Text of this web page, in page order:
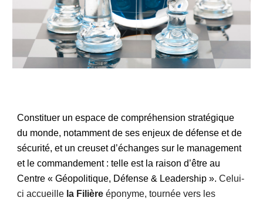
Constituer un espace de compréhension stratégique
du monde, notamment de ses enjeux de défense et de
sécurité, et un creuset d’échanges sur le management
et le commandement : telle est la raison d’êtreau
Centre« Géopolitique, Défense & Leadership ».Celui-
ci accueille la Filièreéponyme, tournée vers les